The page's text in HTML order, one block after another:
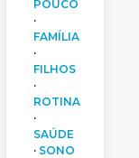
POUCO
·
FAMÍLIA
·
FILHOS
·
ROTINA
·
SAÚDE
· SONO